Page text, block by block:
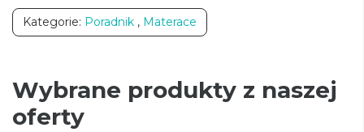
Kategorie: Poradnik , Materace
Wybrane produkty z naszej
oferty